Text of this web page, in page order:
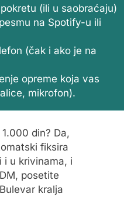
(ili u saobraćaju)
na Spotify-u ili
(čak i ako je na
opreme koja vas
mikrofon).
din? Da,
fiksira
u krivinama, i
posetite
Bulevar kralja